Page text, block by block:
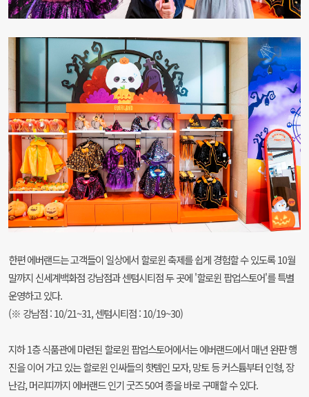
한편 에버랜드는 고객들이 일상에서 할로윈 축제를 쉽게 경험할 수 있도록 10월
말까지 신세계백화점 강남점과 센텀시티점 두 곳에 '할로윈 팝업스토어'를 특별
운영하고 있다.
(※ 강남점 : 10/21~31, 센텀시티점 : 10/19~30)
지하 1층 식품관에 마련된 할로윈 팝업스토어에서는 에버랜드에서 매년 완판 행
진을 이어 가고 있는 할로윈 인싸들의 핫템인 모자, 망토 등 커스튬부터 인형, 장
난감, 머리띠까지 에버랜드 인기 굿즈 50여 종을 바로 구매할 수 있다.